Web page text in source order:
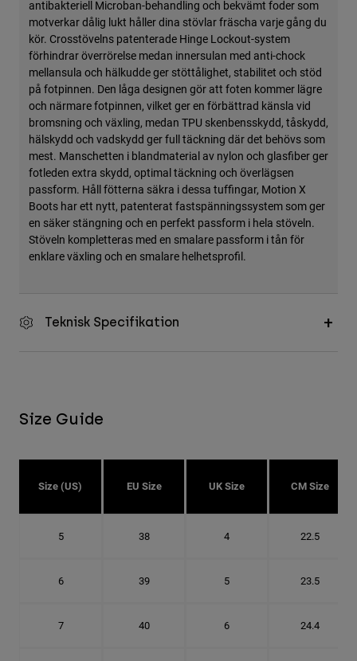
antibakteriell Microban-behandling och bekvämt foder som
motverkar dålig lukt håller dina stövlar fräscha varje gång du
kör. Crosstövelns patenterade Hinge Lockout-system
förhindrar överrörelse medan innersulan med anti-chock
mellansula och hälkudde ger stöttålighet, stabilitet och stöd
på fotpinnen. Den låga designen gör att foten kommer lägre
och närmare fotpinnen, vilket ger en förbättrad känsla vid
bromsning och växling, medan TPU skenbensskydd, tåskydd,
hälskydd och vadskydd ger full täckning där det behövs som
mest. Manschetten i blandmaterial av nylon och glasfiber ger
fotleden extra skydd, optimal täckning och överlägsen
passform. Håll fötterna säkra i dessa tuffingar, Motion X
Boots har ett nytt, patenterat fastspänningssystem som ger
en säker stängning och en perfekt passform i hela stöveln.
Stöveln kompletteras med en smalare passform i tån för
enklare växling och en smalare helhetsprofil.
Teknisk Specifikation
Size Guide
Size (US) EU Size UK Size CM Size
5 38 4 22.5
6 39 5 23.5
7 40 6 24.4